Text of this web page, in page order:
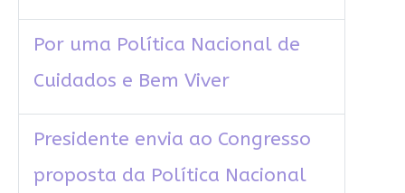
Por uma Política Nacional de
Cuidados e Bem Viver
Presidente envia ao Congresso
proposta da Política Nacional